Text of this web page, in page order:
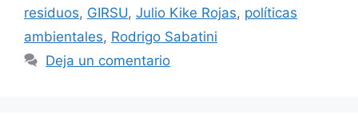
residuos, GIRSU, Julio Kike Rojas, políticas
ambientales, Rodrigo Sabatini
Deja un comentario